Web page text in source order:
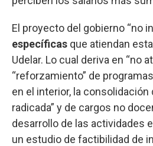
El proyecto del gobierno “no
específicas que atiendan
Udelar. Lo cual deriva en “no
“reforzamiento” de
en el interior, la consolidación
radicada” y de cargos no
desarrollo de las actividades
un estudio de factibilidad de